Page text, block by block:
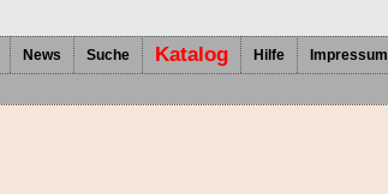
News Suche Katalog Hilfe Impressum